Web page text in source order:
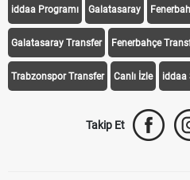
iddaa Programı Galatasaray
Galatasaray Transfer Fenerbahçe
Trabzonspor Transfer Canlı İzle iddaa
Takip Et